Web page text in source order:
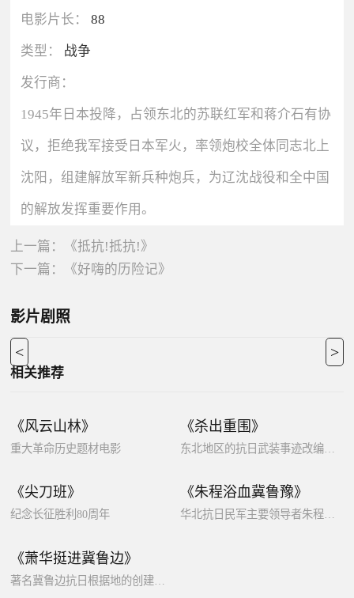
电影片长： 88
类型： 战争
发行商：
1945年日本投降，占领东北的苏联红军和蒋介石有协
议，拒绝我军接受日本军火，率领炮校全体同志北上
沈阳，组建解放军新兵种炮兵，为辽沈战役和全中国
的解放发挥重要作用。
上一篇：
《抵抗!抵抗!》
下一篇：
《好嗨的历险记》
影片剧照
< >
相关推荐
《风云山林》
重大革命历史题材电影
《杀出重围》
《尖刀班》
纪念长征胜利80周年
《朱程浴血冀鲁豫》
华北抗日民军主要领导者朱程的生平事迹
《萧华挺进冀鲁边》